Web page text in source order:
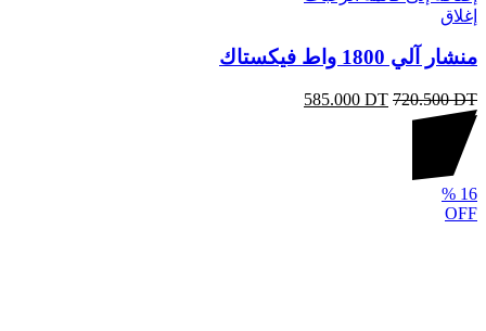
إغلاق
منشار آلي 1800 واط فيكستاك
720.500DT
585.000 DT
16
%
OFF